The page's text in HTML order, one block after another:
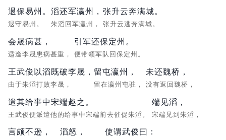
退保易州。
退守易州。
滔还军瀛州，
朱滔回军瀛州，
张升云奔满城。
张升云逃奔满城。
会晟病甚，
适逢李晟患病甚重，
引军还保定州。
便带领军队回保定州。
王武俊以滔既破李晟，
由于朱滔打败李晟，
留屯瀛州，
留在瀛州屯驻，
未还魏桥，
没有返回魏桥，
遣其给事中宋端趣之。
王武俊便派遣他的给事中宋端前去催促朱滔。
端见滔，
宋端见到朱滔，
言颇不逊， 滔怒， 使谓武俊曰：